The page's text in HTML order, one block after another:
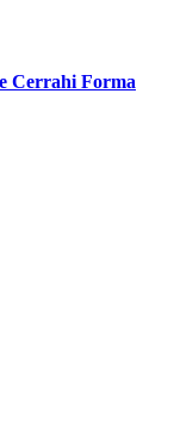
Cerrahi Forma